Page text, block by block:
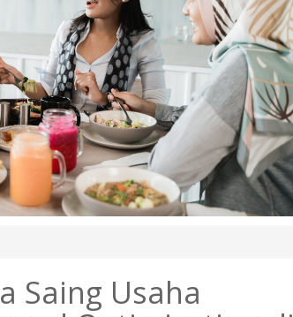
Saing Usaha